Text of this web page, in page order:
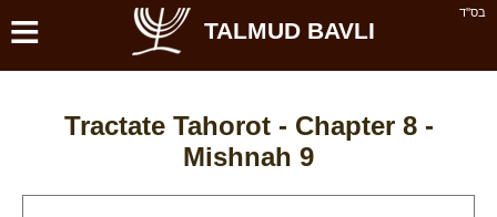
בס''ד ≡ TALMUD BAVLI
Tractate Tahorot - Chapter 8 -
Mishnah 9